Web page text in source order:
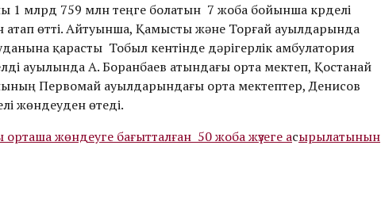
1 млрд 759 млн теңге болатын 7 жоба бойынша күрделі
атап өтті. Айтуынша, Қамысты және Торғай ауылдарында
қарасты Тобыл кентінде дәрігерлік амбулатория
ауылында А. Боранбаев атындағы орта мектеп, Қостанай
Первомай ауылдарындағы орта мектептер, Денисов
жөндеуден өтеді.
жөндеуге бағытталған 50 жоба жүзеге асырылатынын